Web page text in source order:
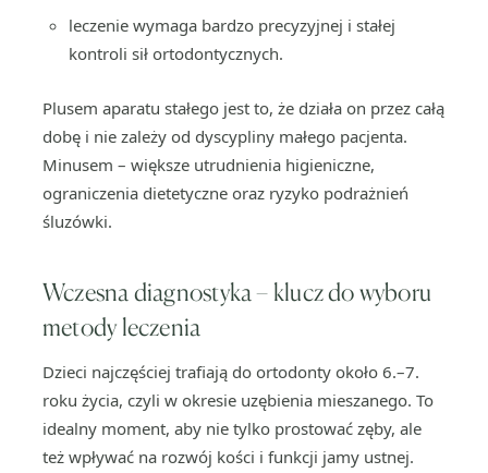
leczenie wymaga bardzo precyzyjnej i stałej
kontroli sił ortodontycznych.
Plusem aparatu stałego jest to, że działa on przez całą
dobę i nie zależy od dyscypliny małego pacjenta.
Minusem – większe utrudnienia higieniczne,
ograniczenia dietetyczne oraz ryzyko podrażnień
śluzówki.
Wczesna diagnostyka – klucz do wyboru
metody leczenia
Dzieci najczęściej trafiają do ortodonty około 6.–7.
roku życia, czyli w okresie uzębienia mieszanego. To
idealny moment, aby nie tylko prostować zęby, ale
też wpływać na rozwój kości i funkcji jamy ustnej.